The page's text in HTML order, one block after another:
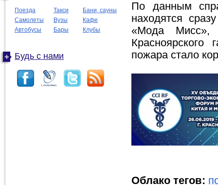
Поезда Такси
Бани, сауны
Самолеты
Вузы
Кафе
Автобусы
Бары Клубы
Будь с нами
По данным
находятся
«Мода Мисс»,
Красноярского
пожара стало
Облако тегов: